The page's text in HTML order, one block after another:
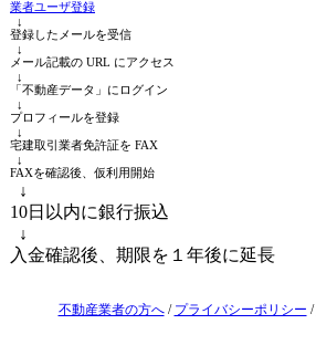
業者ユーザ登録
↓
登録したメールを受信
↓
メール記載の URL にアクセス
↓
「不動産データ」にログイン
↓
プロフィールを登録
↓
宅建取引業者免許証を FAX
↓
FAXを確認後、仮利用開始
↓
10日以内に銀行振込
↓
入金確認後、期限を１年後に延長
不動産業者の方へ/ プライバシーポリシー /